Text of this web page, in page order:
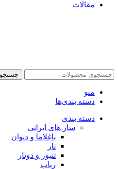
مقالات
جستجو
منو
دسته بندی‌ها
دسته بندی
ساز های ایرانی
باغلاما و دیوان
تار
تنبور و دوتار
رباب